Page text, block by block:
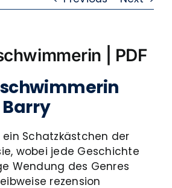
| PDF
ein Schatzkästchen der
wobei jede Geschichte
Wendung des Genres
rezension